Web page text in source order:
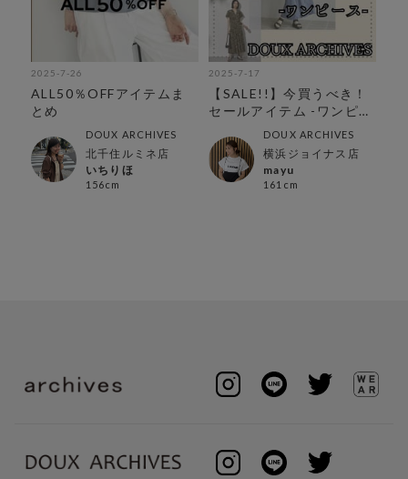
2025-7-26
ALL50％OFFアイテムま
とめ
DOUX ARCHIVES
北千住ルミネ店
いちりほ
156cm
2025-7-17
【SALE!!】今買うべき！
セールアイテム -ワンピー
DOUX ARCHIVES
横浜ジョイナス店
mayu
161cm